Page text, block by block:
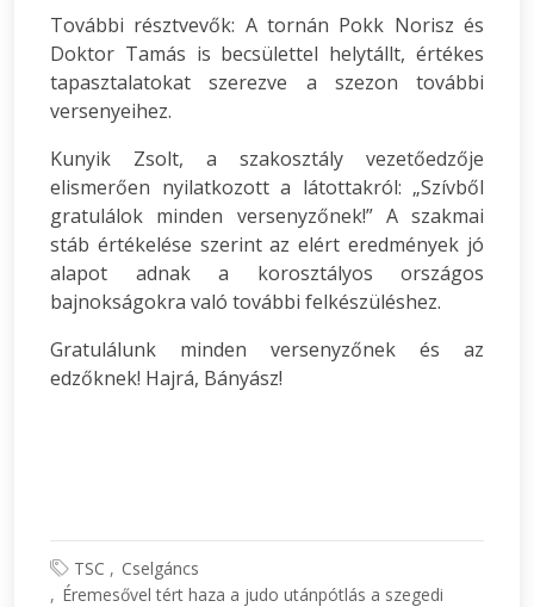
További résztvevők: A tornán Pokk Norisz és
Doktor Tamás is becsülettel helytállt, értékes
tapasztalatokat szerezve a szezon további
versenyeihez.
Kunyik Zsolt, a szakosztály vezetőedzője
elismerően nyilatkozott a látottakról: „Szívből
gratulálok minden versenyzőnek!” A szakmai
stáb értékelése szerint az elért eredmények jó
alapot adnak a korosztályos országos
bajnokságokra való további felkészüléshez.
Gratulálunk minden versenyzőnek és az
edzőknek! Hajrá, Bányász!
TSC
Cselgáncs
Éremesővel tért haza a judo utánpótlás a szegedi